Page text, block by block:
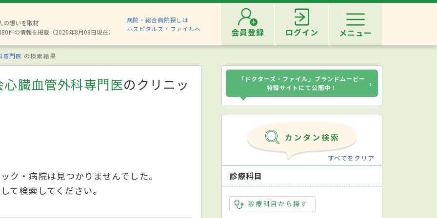
の想いを取材
件の情報を掲載（2026年8月08日現在）
病院・総合病院探しは
ホスピタルズ・ファイルへ
会員登録 ログイン メニュー
専門医 の検索結果
臓血管外科専門医のクリニッ
ク・病院は見つかりませんでした。
て検索してください。
「ドクターズ・ファイル」ブランドムービー
特設サイトにて公開中！
›
すべてをクリア
診療科目
診療科目から探す